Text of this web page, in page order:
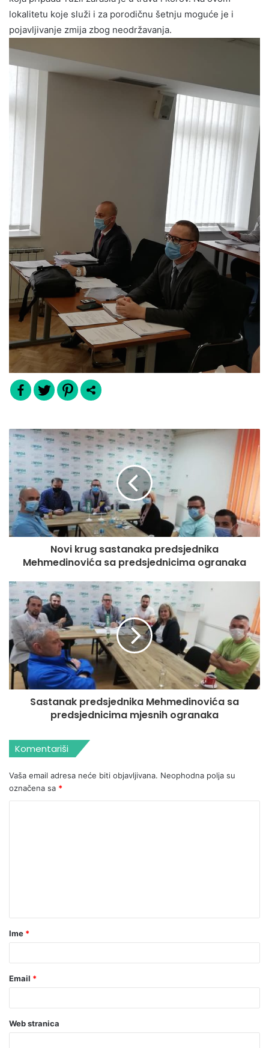
lokalitetu koje služi i za porodičnu šetnju moguće je i
pojavljivanje zmija zbog neodržavanja.
Novi krug sastanaka predsjednika
Mehmedinovića sa predsjednicima ogranaka
Sastanak predsjednika Mehmedinovića sa
predsjednicima mjesnih ogranaka
Komentariši
Vaša email adresa neće biti objavljivana. Neophodna polja su
označena sa *
Ime *
Email *
Web stranica